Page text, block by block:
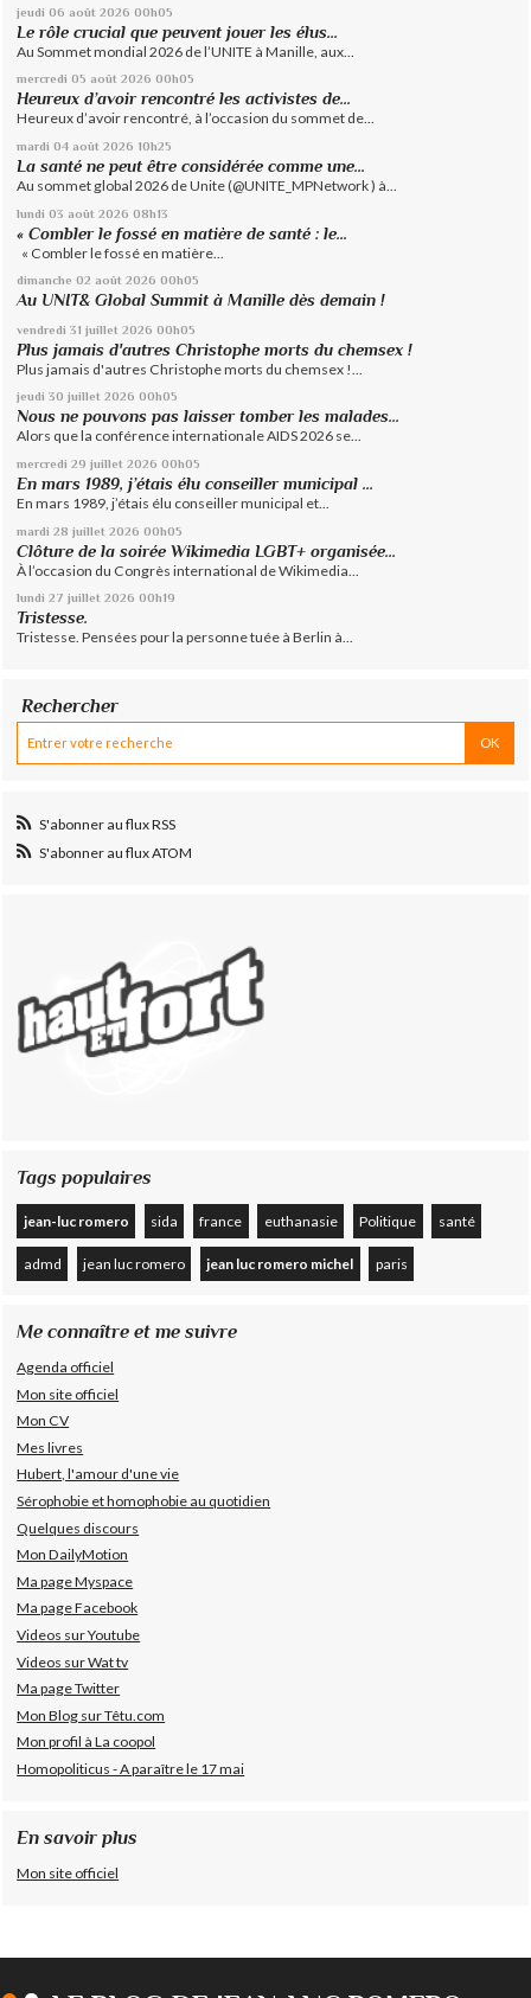
jeudi 06 août 2026 00h05
Le rôle crucial que peuvent jouer les élus...
Au Sommet mondial 2026 de l’UNITE à Manille, aux...
mercredi 05 août 2026 00h05
Heureux d’avoir rencontré les activistes de...
Heureux d’avoir rencontré, à l’occasion du sommet de...
mardi 04 août 2026 10h25
La santé ne peut être considérée comme une...
Au sommet global 2026 de Unite (@UNITE_MPNetwork ) à...
lundi 03 août 2026 08h13
« Combler le fossé en matière de santé : le...
« Combler le fossé en matière...
dimanche 02 août 2026 00h05
Au UNIT& Global Summit à Manille dès demain !
vendredi 31 juillet 2026 00h05
Plus jamais d'autres Christophe morts du chemsex !
Plus jamais d'autres Christophe morts du chemsex !...
jeudi 30 juillet 2026 00h05
Nous ne pouvons pas laisser tomber les malades...
Alors que la conférence internationale AIDS 2026 se...
mercredi 29 juillet 2026 00h05
En mars 1989, j’étais élu conseiller municipal ...
En mars 1989, j’étais élu conseiller municipal et...
mardi 28 juillet 2026 00h05
Clôture de la soirée Wikimedia LGBT+ organisée...
À l’occasion du Congrès international de Wikimedia...
lundi 27 juillet 2026 00h19
Tristesse.
Tristesse. Pensées pour la personne tuée à Berlin à...
Rechercher
S'abonner au flux RSS
S'abonner au flux ATOM
Tags populaires
jean-luc romero sida france euthanasie Politique santé
admd jean luc romero jean luc romero michel paris
Me connaître et me suivre
Agenda officiel
Mon site officiel
Mon CV
Mes livres
Hubert, l'amour d'une vie
Sérophobie et homophobie au quotidien
Quelques discours
Mon DailyMotion
Ma page Myspace
Ma page Facebook
Videos sur Youtube
Videos sur Wat tv
Ma page Twitter
Mon Blog sur Têtu.com
Mon profil à La coopol
Homopoliticus - A paraître le 17 mai
En savoir plus
Mon site officiel